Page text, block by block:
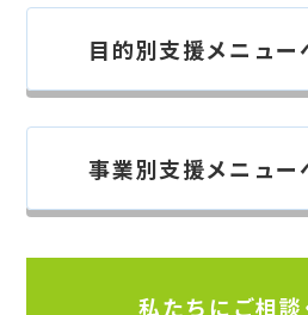
目的別支援メニュー
事業別支援メニュー
私たちにご相談